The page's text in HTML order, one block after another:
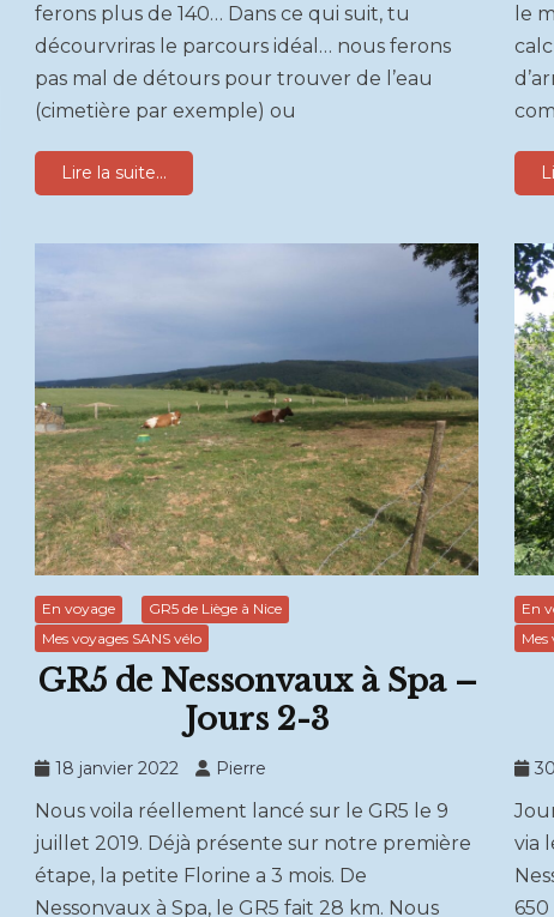
ferons plus de 140… Dans ce qui suit, tu
décourvriras le parcours idéal… nous ferons
pas mal de détours pour trouver de l’eau
(cimetière par exemple) ou
Lire la suite...
le
En voyage
GR5 de Liège à Nice
Mes voyages SANS vélo
GR5 de Nessonvaux à Spa –
Jours 2-3
18 janvier 2022 Pierre
Nous voila réellement lancé sur le GR5 le 9
juillet 2019. Déjà présente sur notre première
étape, la petite Florine a 3 mois. De
Nessonvaux à Spa, le GR5 fait 28 km. Nous
En
Mes
via